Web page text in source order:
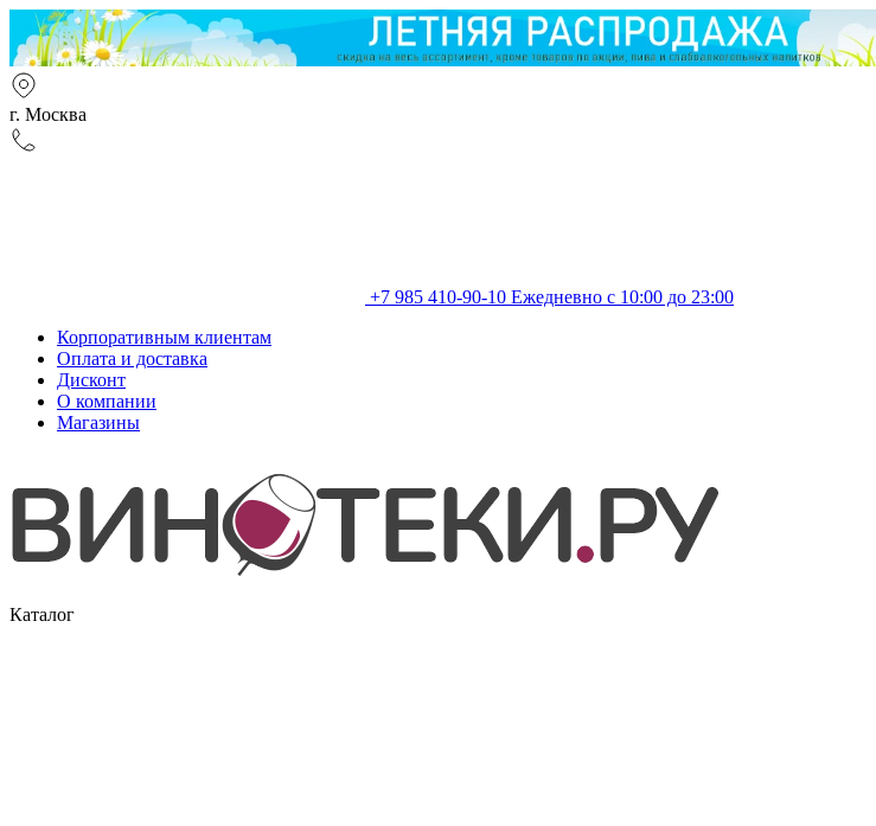
г. Москва
+7 985 410-90-10 Ежедневно с 10:00 до 23:00
Корпоративным клиентам
Оплата и доставка
Дисконт
О компании
Магазины
Каталог